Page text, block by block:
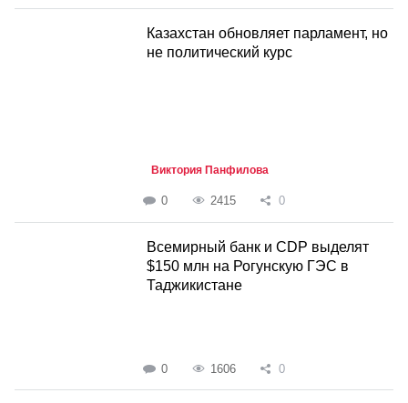
Казахстан обновляет парламент, но
не политический курс
Виктория Панфилова
0 2415 0
Всемирный банк и CDP выделят
$150 млн на Рогунскую ГЭС в
Таджикистане
0 1606 0